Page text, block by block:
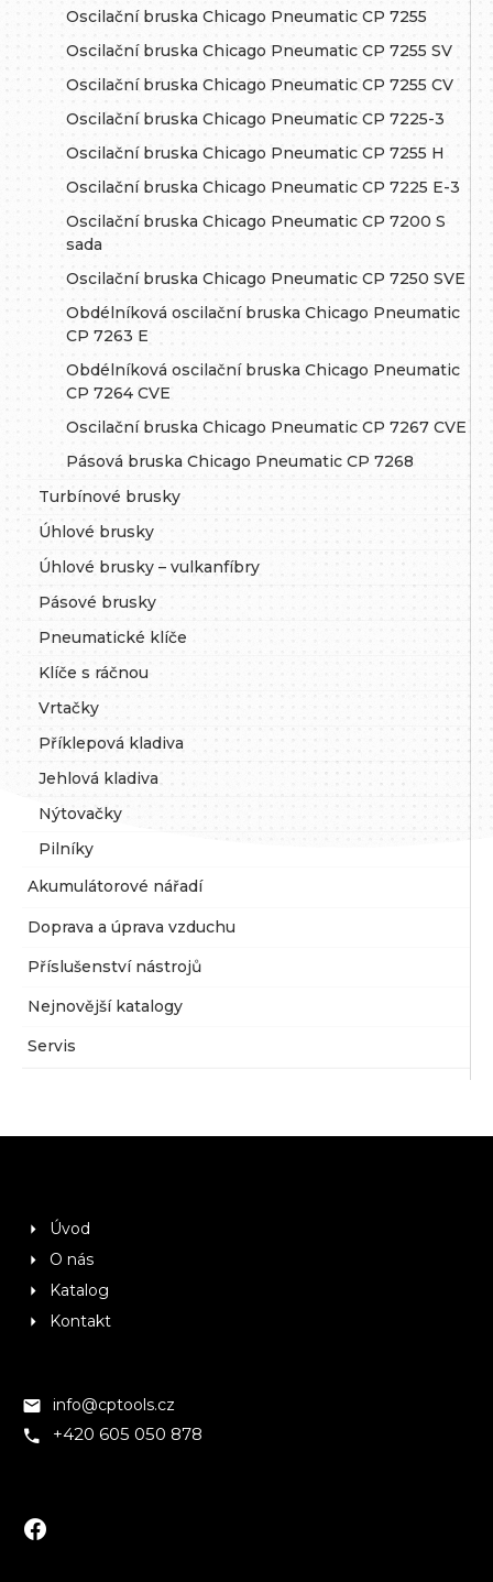
Oscilační bruska Chicago Pneumatic CP 7255
Oscilační bruska Chicago Pneumatic CP 7255 SV
Oscilační bruska Chicago Pneumatic CP 7255 CV
Oscilační bruska Chicago Pneumatic CP 7225-3
Oscilační bruska Chicago Pneumatic CP 7255 H
Oscilační bruska Chicago Pneumatic CP 7225 E-3
Oscilační bruska Chicago Pneumatic CP 7200 S
sada
Oscilační bruska Chicago Pneumatic CP 7250 SVE
Obdélníková oscilační bruska Chicago Pneumatic
CP 7263 E
Obdélníková oscilační bruska Chicago Pneumatic
CP 7264 CVE
Oscilační bruska Chicago Pneumatic CP 7267 CVE
Pásová bruska Chicago Pneumatic CP 7268
Turbínové brusky
Úhlové brusky
Úhlové brusky – vulkanfíbry
Pásové brusky
Pneumatické klíče
Klíče s ráčnou
Vrtačky
Příklepová kladiva
Jehlová kladiva
Nýtovačky
Pilníky
Akumulátorové nářadí
Doprava a úprava vzduchu
Příslušenství nástrojů
Nejnovější katalogy
Servis
Úvod
O nás
Katalog
Kontakt
info@cptools.cz
+420 605 050 878